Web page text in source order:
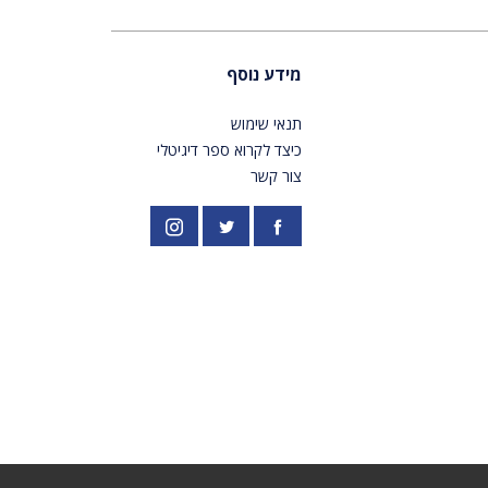
מידע נוסף
תנאי שימוש
כיצד לקרוא ספר דיגיטלי
צור קשר
פייסבוק PardesPublish
אינסטגרם